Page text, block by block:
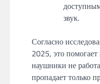
звук.
Согласно
2025, это помогает
наушники не
пропадает только